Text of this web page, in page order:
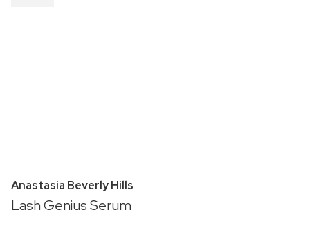
Anastasia Beverly Hills
Lash Genius Serum